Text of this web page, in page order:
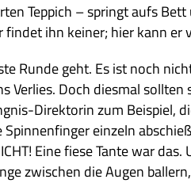
Tep­pich – springt aufs
fin­det ihn kei­ner; hier kann er
Runde geht. Es ist noch
Ver­lies. Doch dies­mal
Direk­to­rin zum Bei­spiel,
ein­zeln
Eine fiese Tante war
zwi­schen die Augen